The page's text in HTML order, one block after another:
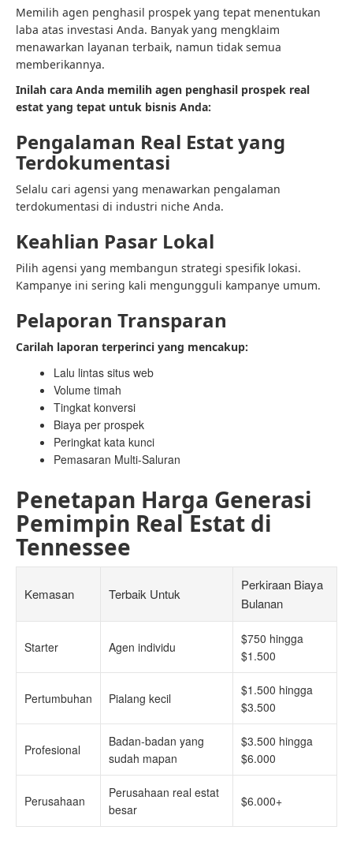
Memilih agen penghasil prospek yang tepat menentukan
laba atas investasi Anda. Banyak yang mengklaim
menawarkan layanan terbaik, namun tidak semua
memberikannya.
Inilah cara Anda memilih agen penghasil prospek real
estat yang tepat untuk bisnis Anda:
Pengalaman Real Estat yang
Terdokumentasi
Selalu cari agensi yang menawarkan pengalaman
terdokumentasi di industri niche Anda.
Keahlian Pasar Lokal
Pilih agensi yang membangun strategi spesifik lokasi.
Kampanye ini sering kali mengungguli kampanye umum.
Pelaporan Transparan
Carilah laporan terperinci yang mencakup:
Lalu lintas situs web
Volume timah
Tingkat konversi
Biaya per prospek
Peringkat kata kunci
Pemasaran Multi-Saluran
Penetapan Harga Generasi
Pemimpin Real Estat di
Tennessee
Kemasan Terbaik Untuk
Perkiraan Biaya
Bulanan
Starter Agen individu
$750 hingga
$1.500
Pertumbuhan Pialang kecil
$1.500 hingga
$3.500
Profesional
Badan-badan yang
sudah mapan
$3.500 hingga
$6.000
Perusahaan
Perusahaan real estat
besar
$6.000+